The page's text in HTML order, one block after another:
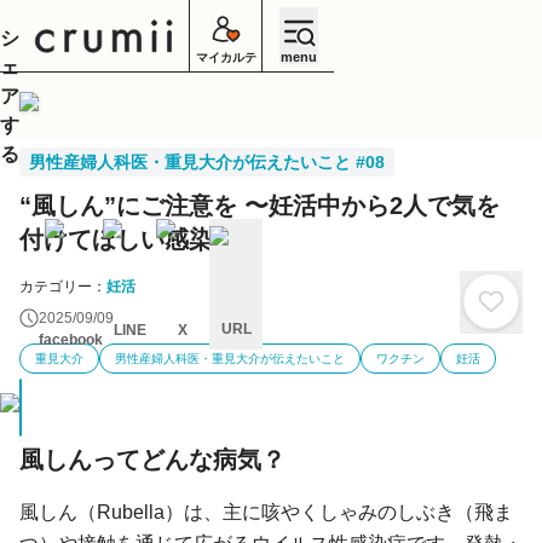
マイカルテ menu
男性産婦人科医・重見大介が伝えたいこと #08
“風しん”にご注意を 〜妊活中から2人で気を
付けてほしい感染症〜
カテゴリー： 妊活
2025/09/09
重見大介 男性産婦人科医・重見大介が伝えたいこと ワクチン 妊活
風しんってどんな病気？
風しん（Rubella）は、主に咳やくしゃみのしぶき（飛ま
シ
ェ
ア
す
る
facebook
LINE X URL
キ
ン
ル